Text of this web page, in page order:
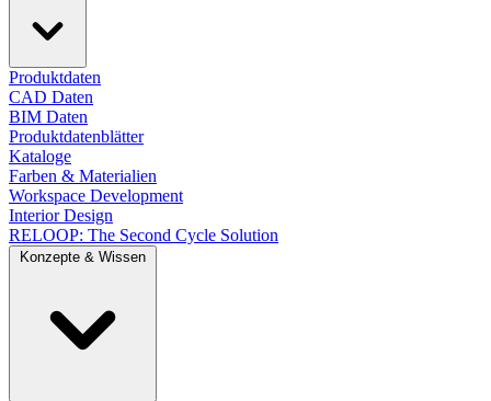
Produktdaten
CAD Daten
BIM Daten
Produktdatenblätter
Kataloge
Farben & Materialien
Workspace Development
Interior Design
RELOOP: The Second Cycle Solution
Konzepte & Wissen